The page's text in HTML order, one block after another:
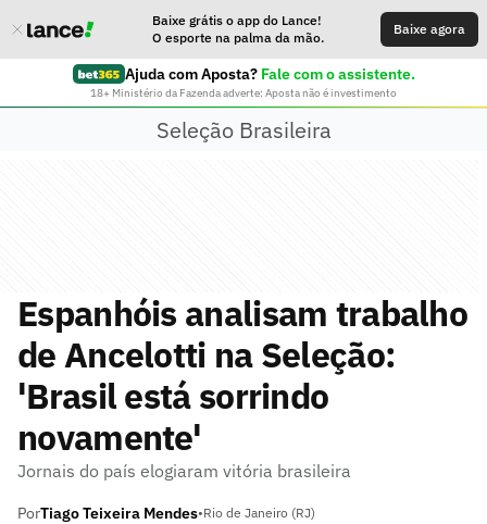
Baixe grátis o app do Lance!
O esporte na palma da mão.
Baixe agora
Ajuda com Aposta? Fale com o assistente.
18+ Ministério da Fazenda adverte: Aposta não é investimento
Seleção Brasileira
Espanhóis analisam trabalho
de Ancelotti na Seleção:
'Brasil está sorrindo
novamente'
Jornais do país elogiaram vitória brasileira
PorTiago Teixeira Mendes•Rio de Janeiro (RJ)